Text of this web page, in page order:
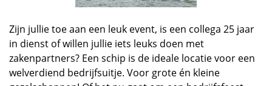
Zijn jullie toe aan een leuk event, is een collega 25 jaar
in dienst of willen jullie iets leuks doen met
zakenpartners? Een schip is de ideale locatie voor een
welverdiend bedrijfsuitje. Voor grote én kleine